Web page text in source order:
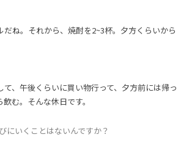
だね。それから、焼酎を2~3杯。夕方くらいから
、午後くらいに買い物行って、夕方前には帰っ
む。そんな休日です。
にいくことはないんですか？